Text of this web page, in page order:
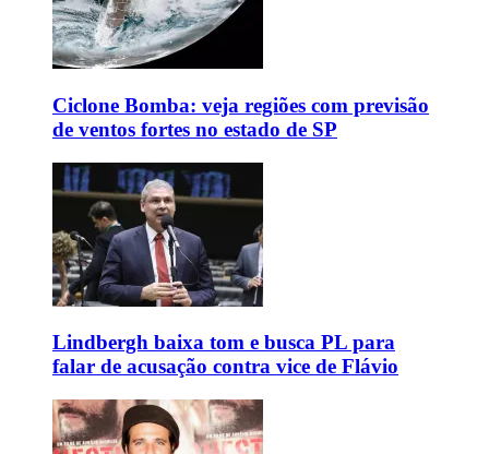
Ciclone Bomba: veja regiões com previsão
de ventos fortes no estado de SP
Lindbergh baixa tom e busca PL para
falar de acusação contra vice de Flávio